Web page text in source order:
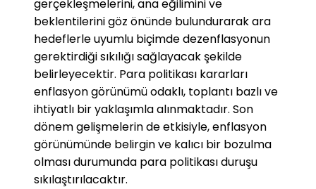
gerçekleşmelerini, ana eğilimini ve
beklentilerini göz önünde bulundurarak ara
hedeflerle uyumlu biçimde dezenflasyonun
gerektirdiği sıkılığı sağlayacak şekilde
belirleyecektir. Para politikası kararları
enflasyon görünümü odaklı, toplantı bazlı ve
ihtiyatlı bir yaklaşımla alınmaktadır. Son
dönem gelişmelerin de etkisiyle, enflasyon
görünümünde belirgin ve kalıcı bir bozulma
olması durumunda para politikası duruşu
sıkılaştırılacaktır.